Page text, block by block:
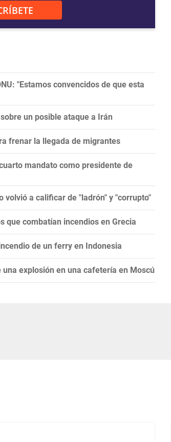
"Estamos convencidos de que esta
un posible ataque a Irán
frenar la llegada de migrantes
mandato como presidente de
volvió a calificar de "ladrón" y "corrupto"
que combatían incendios en Grecia
de un ferry en Indonesia
explosión en una cafetería en Moscú